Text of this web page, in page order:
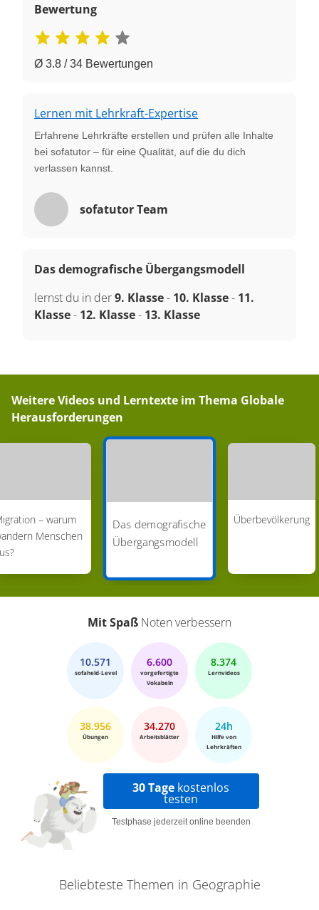
Bewertung
Ø 3.8 / 34 Bewertungen
Lernen mit Lehrkraft-Expertise
Erfahrene Lehrkräfte erstellen und prüfen alle Inhalte
bei sofatutor – für eine Qualität, auf die du dich
verlassen kannst.
sofatutor Team
Das demografische Übergangsmodell
lernst du in der9. Klasse- 10. Klasse- 11.
Klasse- 12. Klasse- 13. Klasse
Weitere Videos und Lerntexte im Thema Globale
Herausforderungen
– warum
Menschen
Das demografische
Übergangsmodell
Überbevölkerung
Mit Spaß Noten verbessern
10.571
sofaheld-Level
6.600
vorgefertigte
Vokabeln
8.374
Lernvideos
38.956
Übungen
34.270
Arbeitsblätter
24h
Hilfe von
Lehrkräften
30 Tage kostenlos
testen
Testphase jederzeit online beenden
Beliebteste Themen in Geographie